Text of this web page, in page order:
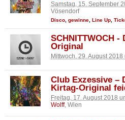
Samstag, 15. September
Vösendorf
Disco, gewinne, Line Up,
SCHNITTWOCH -
Original
Mittwoch, 29. August 2018
Club Exzessive –
Kirtag-Original
Freitag, 17. August 2018
Wolff, Wien